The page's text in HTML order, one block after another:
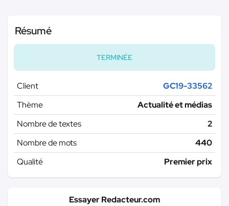
Résumé
TERMINÉE
Client
GC19-33562
Thème
Actualité et médias
Nombre de textes
2
Nombre de mots
440
Qualité
Premier prix
Essayer Redacteur.com